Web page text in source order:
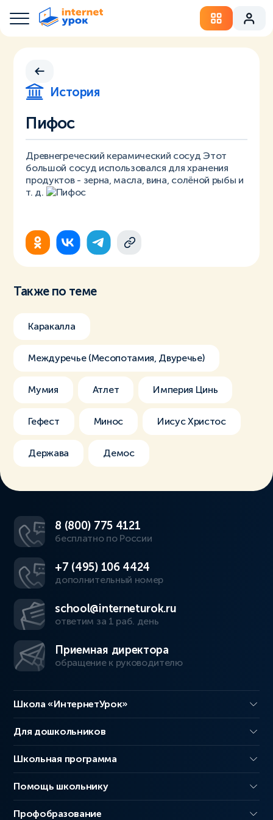
История
Пифос
Древнегреческий керамический сосуд Этот
большой сосуд использовался для хранения
продуктов - зерна, масла, вина, солёной рыбы и
т. д.
Также по теме
Каракалла
Междуречье (Месопотамия, Двуречье)
Мумия Атлет Империя Цинь
Гефест Минос Иисус Христос
Держава Демос
8 (800) 775 4121
бесплатно по России
+7 (495) 106 4424
дополнительный номер
school@interneturok.ru
ответим за 1 раб. день
Приемная директора
обращение к руководителю
Школа «ИнтернетУрок»
Для дошкольников
Школьная программа
Помощь школьнику
Профобразование